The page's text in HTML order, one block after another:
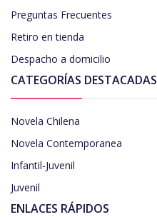
Preguntas Frecuentes
Retiro en tienda
Despacho a domicilio
CATEGORÍAS DESTACADAS
Novela Chilena
Novela Contemporanea
Infantil-Juvenil
Juvenil
ENLACES RÁPIDOS